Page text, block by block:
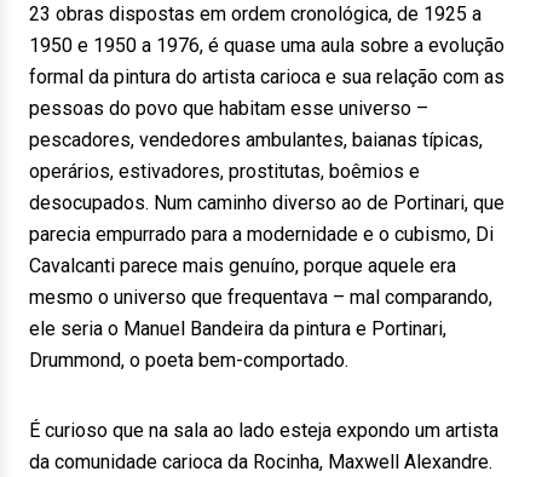
23 obras dispostas em ordem cronológica, de 1925 a
1950 e 1950 a 1976, é quase uma aula sobre a evolução
formal da pintura do artista carioca e sua relação com as
pessoas do povo que habitam esse universo –
pescadores, vendedores ambulantes, baianas típicas,
operários, estivadores, prostitutas, boêmios e
desocupados. Num caminho diverso ao de Portinari, que
parecia empurrado para a modernidade e o cubismo, Di
Cavalcanti parece mais genuíno, porque aquele era
mesmo o universo que frequentava – mal comparando,
ele seria o Manuel Bandeira da pintura e Portinari,
Drummond, o poeta bem-comportado.
É curioso que na sala ao lado esteja expondo um artista
da comunidade carioca da Rocinha, Maxwell Alexandre.